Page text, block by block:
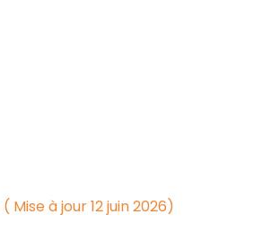
( Mise à jour 12 juin 2026)